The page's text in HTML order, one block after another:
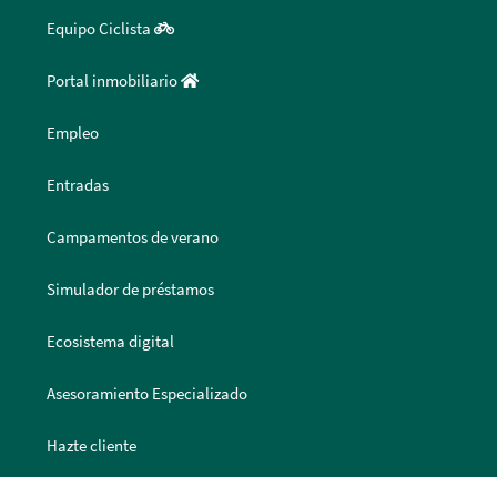
Equipo Ciclista
Portal inmobiliario
Empleo
Entradas
Campamentos de verano
Simulador de préstamos
Ecosistema digital
Asesoramiento Especializado
Hazte cliente